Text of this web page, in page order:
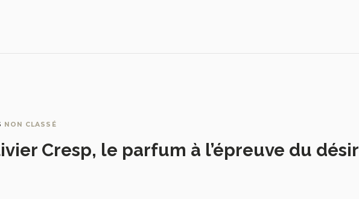
NON CLASSÉ
Cresp, le parfum à l’épreuve du désir